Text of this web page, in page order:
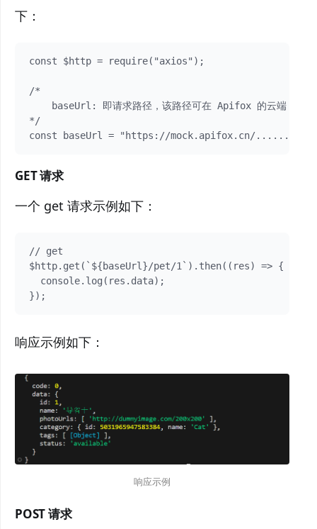
下：
const $http = require("axios");
/*
baseUrl: 即请求路径，该路径可在 Apifox 的云端 Mock
*/
GET 请求
一个 get 请求示例如下：
// get
$http.get(`${baseUrl}/pet/1`).then((res) => {
  console.log(res.data);
响应示例如下：
响应示例
POST 请求